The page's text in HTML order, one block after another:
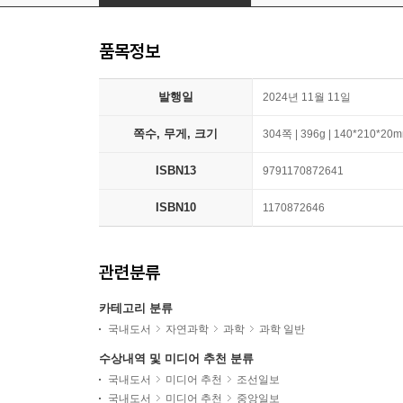
품목정보
발행일 2024년 11월 11일
쪽수, 무게, 크기 304쪽 | 396g |
ISBN13 9791170872641
ISBN10 1170872646
관련분류
카테고리 분류
국내도서 자연과학 과학 과학 일반
수상내역 및 미디어 추천 분류
국내도서 미디어 추천
조선일보
국내도서
미디어 추천 중앙일보